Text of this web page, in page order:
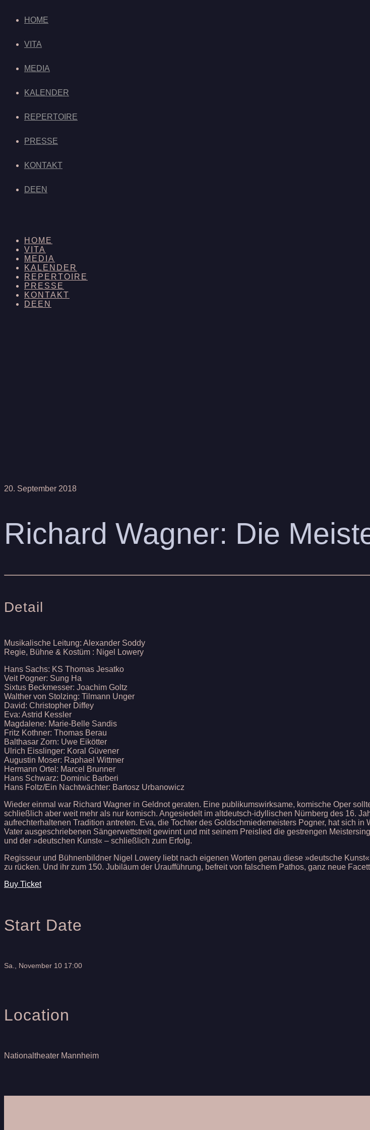
HOME
VITA
MEDIA
KALENDER
REPERTOIRE
PRESSE
KONTAKT
DEEN
HOME
VITA
MEDIA
KALENDER
REPERTOIRE
PRESSE
KONTAKT
DE EN
20. September 2018
Richard Wagner: Die
Detail
Musikalische Leitung: Alexander Soddy
Regie, Bühne & Kostüm : Nigel Lowery
Hans Sachs: KS Thomas Jesatko
Veit Pogner: Sung Ha
Sixtus Beckmesser: Joachim Goltz
Walther von Stolzing: Tilmann Unger
David: Christopher Diffey
Eva: Astrid Kessler
Magdalene: Marie-Belle Sandis
Fritz Kothner: Thomas Berau
Balthasar Zorn: Uwe Eikötter
Ulrich Eisslinger: Koral Güvener
Augustin Moser: Raphael Wittmer
Hermann Ortel: Marcel Brunner
Hans Schwarz: Dominic Barberi
Hans Foltz/Ein Nachtwächter: Bartosz Urbanowicz
Wieder einmal war Richard Wagner in Geldnot geraten. Eine publikumswirksame, komische Oper
schließlich aber weit mehr als nur komisch. Angesiedelt im altdeutsch-idyllischen Nürnberg des 16.
aufrechterhaltenen Tradition antreten. Eva, die Tochter des Goldschmiedemeisters Pogner, hat sich
Vater ausgeschriebenen Sängerwettstreit gewinnt und mit seinem Preislied die gestrengen
und der »deutschen Kunst« – schließlich zum Erfolg.
Regisseur und Bühnenbildner Nigel Lowery liebt nach eigenen Worten genau diese »deutsche
zu rücken. Und ihr zum 150. Jubiläum der Uraufführung, befreit von falschem Pathos, ganz neue
Buy Ticket
Start Date
Sa., November 10 17:00
Location
Nationaltheater Mannheim